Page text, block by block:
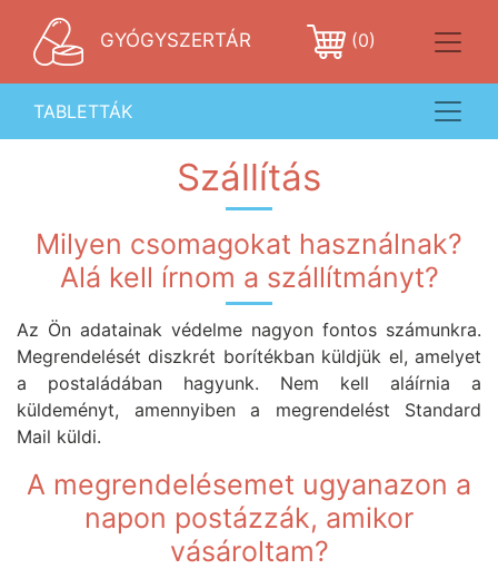
GYÓGYSZERTÁR (0)
TABLETTÁK
Szállítás
Milyen csomagokat használnak?
Alá kell írnom a szállítmányt?
Az Ön adatainak védelme nagyon fontos számunkra.
Megrendelését diszkrét borítékban küldjük el, amelyet
a postaládában hagyunk. Nem kell aláírnia a
küldeményt, amennyiben a megrendelést Standard
Mail küldi.
A megrendelésemet ugyanazon a
napon postázzák, amikor
vásároltam?